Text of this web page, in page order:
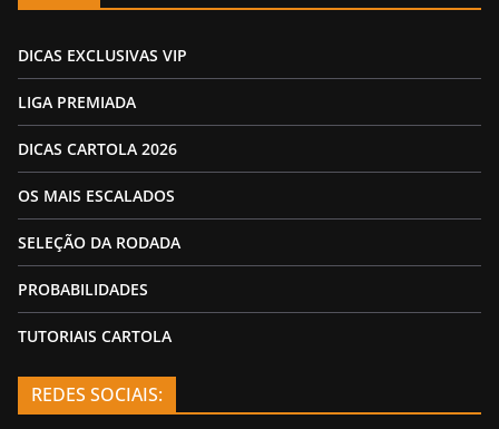
DICAS EXCLUSIVAS VIP
LIGA PREMIADA
DICAS CARTOLA 2026
OS MAIS ESCALADOS
SELEÇÃO DA RODADA
PROBABILIDADES
TUTORIAIS CARTOLA
REDES SOCIAIS: